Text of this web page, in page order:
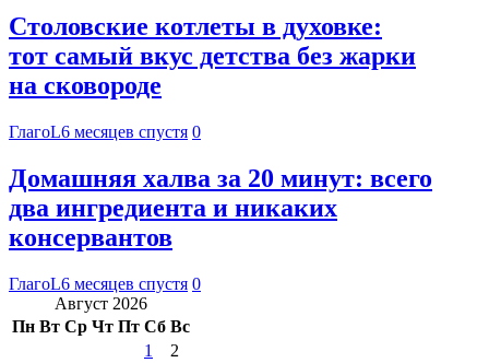
Столовские котлеты в духовке:
тот самый вкус детства без жарки
на сковороде
ГлагоL6 месяцев спустя 0
Домашняя халва за 20 минут: всего
два ингредиента и никаких
консервантов
ГлагоL6 месяцев спустя 0
Август 2026
Пн Вт Ср Чт Пт Сб Вс
1
2